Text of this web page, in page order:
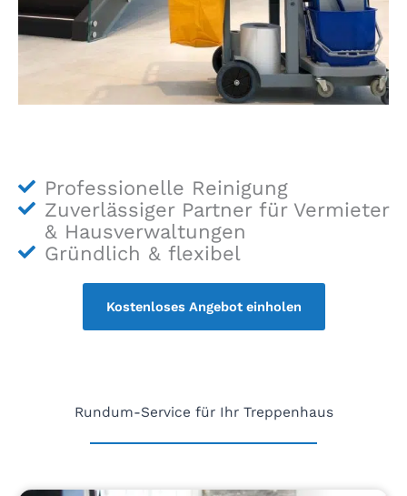
Professionelle Reinigung
Zuverlässiger Partner für Vermieter
& Hausverwaltungen
Gründlich & flexibel
Kostenloses Angebot einholen
Rundum-Service für Ihr Treppenhaus